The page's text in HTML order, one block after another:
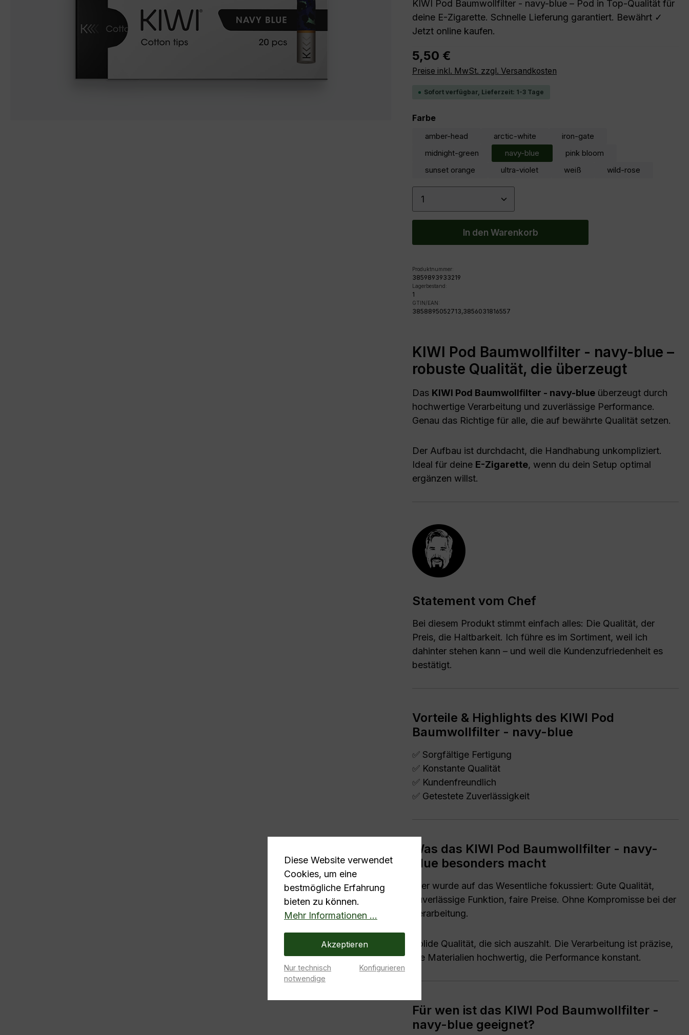
KIWI Pod Baumwollfilter - navy-blue – Pod in Top-Qualität für
deine E-Zigarette. Schnelle Lieferung garantiert. Bewährt ✓
Jetzt online kaufen.
Regulärer Preis:
5,50 €
Preise inkl. MwSt. zzgl. Versandkosten
Sofort verfügbar, Lieferzeit: 1-3 Tage
Farbeauswählen
amber-head arctic-white
iron-gate
midnight-green
navy-blue
pink bloom
sunset orange
ultra-violet weiß wild-rose
Produkt Anzahl: Gib den gewünschten Wert
In den Warenkorb
Produktnummer:
3859893933219
Lagerbestand:
1
GTIN/EAN:
3858895052713,3856031816557
KIWI Pod Baumwollfilter - navy-blue –
robuste Qualität, die überzeugt
Das KIWI Pod Baumwollfilter - navy-blue überzeugt durch
hochwertige Verarbeitung und zuverlässige Performance.
Genau das Richtige für alle, die auf bewährte Qualität setzen.
Der Aufbau ist durchdacht, die Handhabung unkompliziert.
Ideal für deine E-Zigarette, wenn du dein Setup optimal
ergänzen willst.
Statement vom Chef
Bei diesem Produkt stimmt einfach alles: Die Qualität, der
Preis, die Haltbarkeit. Ich führe es im Sortiment, weil ich
dahinter stehen kann – und weil die Kundenzufriedenheit es
bestätigt.
Vorteile & Highlights des KIWI Pod
Baumwollfilter - navy-blue
✅ Sorgfältige Fertigung
✅ Konstante Qualität
✅ Kundenfreundlich
✅ Getestete Zuverlässigkeit
Was das KIWI Pod Baumwollfilter - navy-
blue besonders macht
Hier wurde auf das Wesentliche fokussiert: Gute Qualität,
zuverlässige Funktion, faire Preise. Ohne Kompromisse bei der
Verarbeitung.
Solide Qualität, die sich auszahlt. Die Verarbeitung ist präzise,
die Materialien hochwertig, die Performance konstant.
Für wen ist das KIWI Pod Baumwollfilter -
navy-blue geeignet?
Diese Website verwendet
Cookies, um eine
bestmögliche Erfahrung
bieten zu können.
Mehr Informationen ...
Akzeptieren
Nur technisch
notwendige
Konfigurieren